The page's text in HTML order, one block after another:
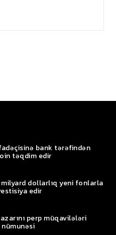
bank tərəfindən
təqdim edir
dollarlıq yeni fonlarla
edir
perp müqavilələri
nümunəsi